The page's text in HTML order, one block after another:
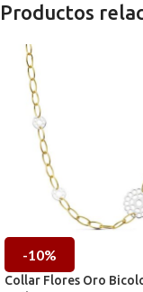
Productos
-10%
Collar Flores Oro